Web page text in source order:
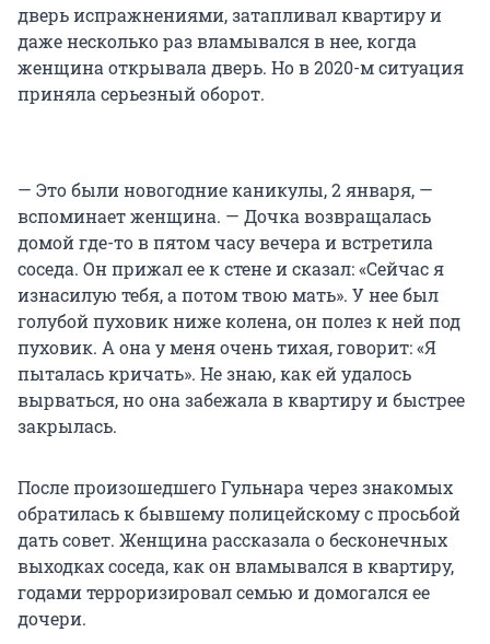
дверь испражнениями, затапливал квартиру и
даже несколько раз вламывался в нее, когда
женщина открывала дверь. Но в 2020-м ситуация
приняла серьезный оборот.
— Это были новогодние каникулы, 2 января, —
вспоминает женщина. — Дочка возвращалась
домой где-то в пятом часу вечера и встретила
соседа. Он прижал ее к стене и сказал: «Сейчас я
изнасилую тебя, а потом твою мать». У нее был
голубой пуховик ниже колена, он полез к ней под
пуховик. А она у меня очень тихая, говорит: «Я
пыталась кричать». Не знаю, как ей удалось
вырваться, но она забежала в квартиру и быстрее
закрылась.
После произошедшего Гульнара через знакомых
обратилась к бывшему полицейскому с просьбой
дать совет. Женщина рассказала о бесконечных
выходках соседа, как он вламывался в квартиру,
годами терроризировал семью и домогался ее
дочери.